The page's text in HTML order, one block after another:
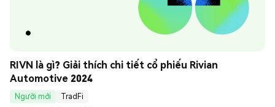
RIVN là gì? Giải thích chi tiết cổ phiếu Rivian
Automotive 2024
Người mới
TradFi